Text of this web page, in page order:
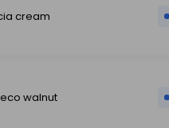
cream
walnut